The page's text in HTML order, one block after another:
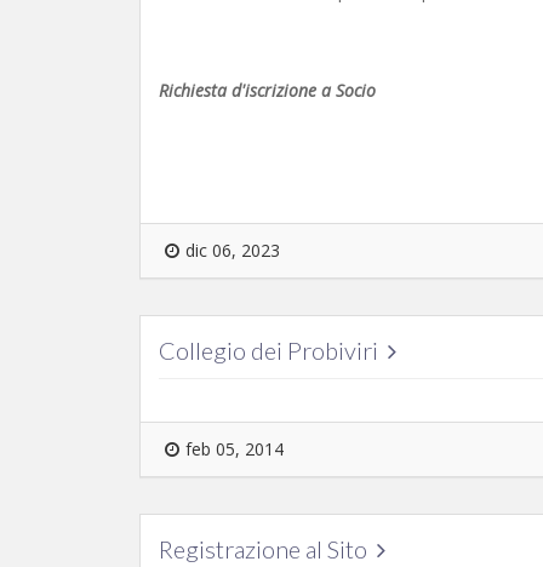
Richiesta d'iscrizione a Socio
dic 06, 2023
Collegio dei Probiviri
feb 05, 2014
Registrazione al Sito